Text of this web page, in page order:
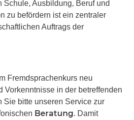
Ausbildung, Beruf und
zu befördern ist ein zentraler
Auftrags der
Fremdsprachenkurs neu
Vorkenntnisse in der betreffenden
Sie bitte unseren Service zur
Beratung. Damit